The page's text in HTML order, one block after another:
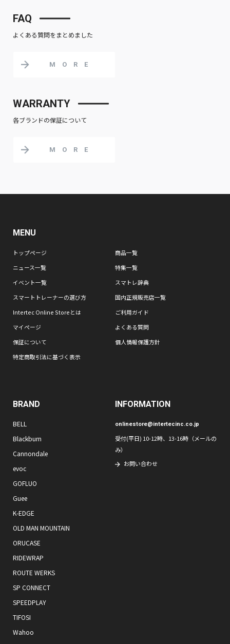
FAQ
よくある質問をまとめました
MORE
WARRANTY
各ブランドの保証について
MORE
MENU
トップページ
商品一覧
ニュース一覧
特集一覧
イベント一覧
スマトレ辞典
スマートトレーナーの選び方
国内正規販売店一覧
Intertec Online Storeとは
ご利用ガイド
マイページ
よくある質問
保証について
個人情報保護方針
特定商取引法に基づく表示
BRAND
BELL
Blackburn
Cannondale
evoc
GOFLUO
Guee
K-EDGE
OLD MAN MOUNTAIN
ORUCASE
RIDEWRAP
ROUTE WERKS
SP CONNECT
SPEEDPLAY
TIFOSI
Wahoo
INFORMATION
onlinestore@intertecinc.co.jp
受付(平日) 10-12時、13-16時（メールの
み）
お問い合わせ